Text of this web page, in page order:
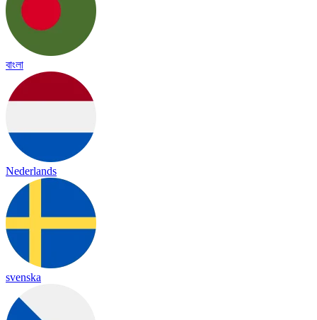
বাংলা
Nederlands
svenska